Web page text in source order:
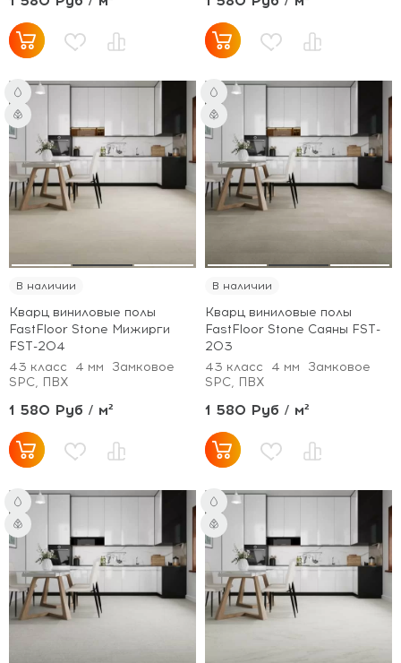
В наличии
Кварц виниловые полы
FastFloor Stone Мижирги
FST-204
43 класс
4 мм
Замковое
SPC, ПВХ
1 580 Руб / м²
В наличии
Кварц виниловые полы
FastFloor Stone Саяны FST-
203
43 класс
4 мм
Замковое
SPC, ПВХ
1 580 Руб / м²